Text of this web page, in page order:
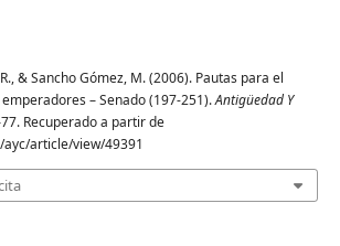
& Sancho Gómez, M. (2006). Pautas para el
– Senado (197-251).Antigüedad Y
Recuperado a partir de
article/view/49391